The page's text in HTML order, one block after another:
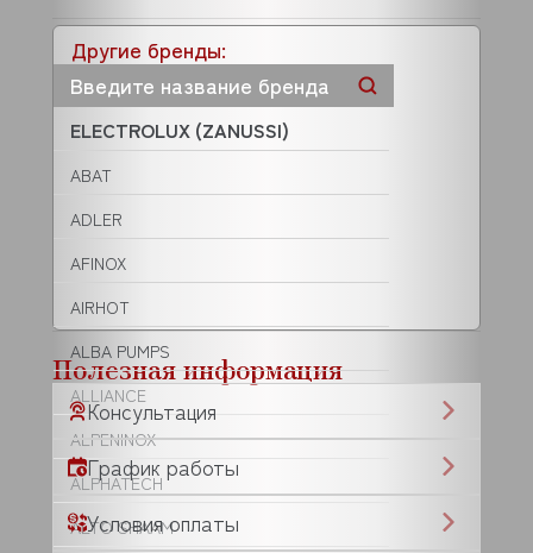
Другие бренды:
ELECTROLUX (ZANUSSI)
ABAT
ADLER
AFINOX
AIRHOT
ALBA PUMPS
ALLIANCE
ALPENINOX
ALPHATECH
ALTO SHAAM
Полезная информация
Консультация
График работы
Условия оплаты